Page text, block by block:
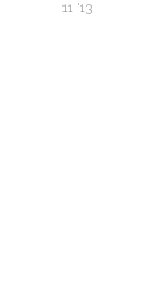
11 '13